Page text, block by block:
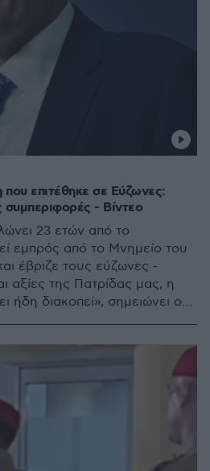
επιτέθηκε σε Εύζωνες:
συμπεριφορές - Βίντεο
23 ετών από το
εμπρός από το Μνημείο του
έβριζε τους εύζωνες -
αξίες της Πατρίδας μας, η
ήδη διακοπεί», σημειώνει ο